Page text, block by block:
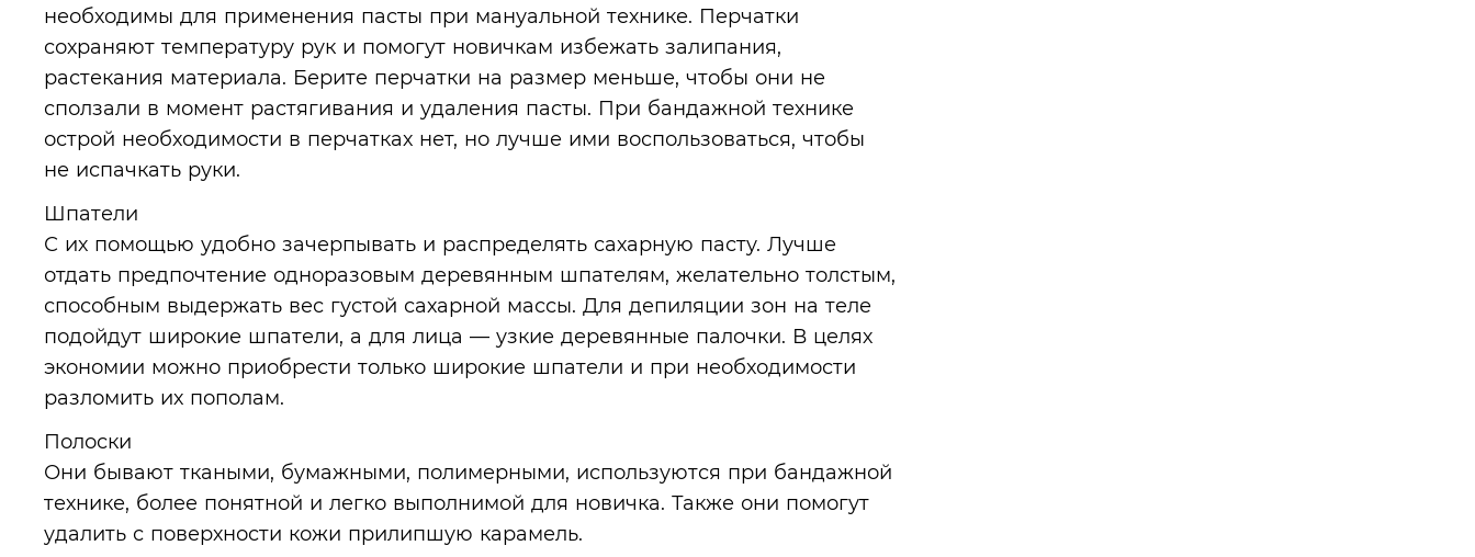
необходимы для применения пасты при мануальной технике. Перчатки
сохраняют температуру рук и помогут новичкам избежать залипания,
растекания материала. Берите перчатки на размер меньше, чтобы они не
сползали в момент растягивания и удаления пасты. При бандажной технике
острой необходимости в перчатках нет, но лучше ими воспользоваться, чтобы
не испачкать руки.
Шпатели
С их помощью удобно зачерпывать и распределять сахарную пасту. Лучше
отдать предпочтение одноразовым деревянным шпателям, желательно толстым,
способным выдержать вес густой сахарной массы. Для депиляции зон на теле
подойдут широкие шпатели, а для лица — узкие деревянные палочки. В целях
экономии можно приобрести только широкие шпатели и при необходимости
разломить их пополам.
Полоски
Они бывают ткаными, бумажными, полимерными, используются при бандажной
технике, более понятной и легко выполнимой для новичка. Также они помогут
удалить с поверхности кожи прилипшую карамель.